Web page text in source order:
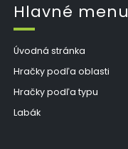
Hlavné menu
Úvodná stránka
Hračky podľa oblasti
Hračky podľa typu
Labák